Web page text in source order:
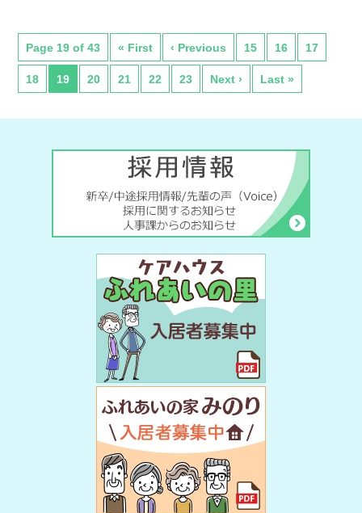
Page 19 of 43 « First ‹ Previous 15 16 17
18 19 20 21 22 23 Next › Last »